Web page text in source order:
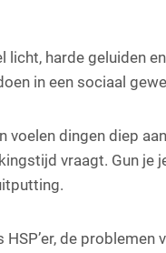
sensitivity
en
vermoeidheid
mensen
licht, harde geluiden
in een sociaal
voelen dingen diep
vraagt. Gun je
de problemen